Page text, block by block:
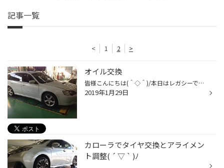
記事一覧
< 1 2 >
オイル交換
皆様こんにちは(＾◇＾)/本日はレガシーでオイル＆エレメント＆フラッシング作業です！ オイルはモービル１ ５W４０ 化学合成 モービルオイルは有名なのでご存知の方は多いかと思いますがフラッシングって何？ って方も多いかと思います！ フラッシングオイルとは！ エンジンオイルは定期交換が基本...
2019年1月29日
カローラでタイヤ交換とアライメン
ト調整( ´ ▽ ` )ﾉ